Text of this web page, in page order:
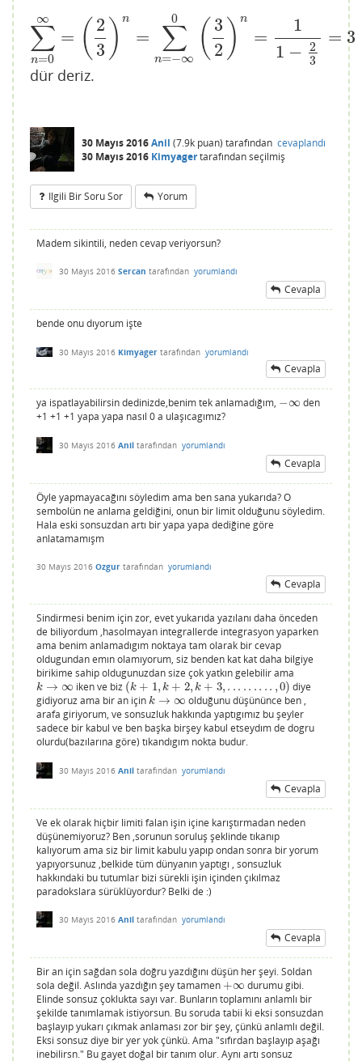
∑
n=0
∞
= ( 2
3 ) n
= ∑
n=−∞
0 ( 3
2 ) n
=
1
1 − 2
3
= 3
∑n = 0∞ ( 3) n= n= ∞0 3 n =1 1− 3=3
dür deriz.
30 Mayıs 2016Anil (7.9k puan) tarafından cevaplandı
30 Mayıs 2016 Kimyagertarafındanseçilmiş
Ilgili Bir Soru Sor Yorum
Madem sikintili, neden cevap veriyorsun?
30 Mayıs 2016 Sercan tarafından yorumlandı
Cevapla
bende onu dıyorum işte
30 Mayıs 2016 Kimyager tarafından yorumlandı
Cevapla
ya ispatlayabilirsin dedinizde,benim tek anlamadığım, −∞
−∞
den
+1 +1 +1 yapa yapa nasıl 0 a ulaşıcagımız?
30 Mayıs 2016 Anil tarafından yorumlandı
Cevapla
Öyle yapmayacağını söyledim ama ben sana yukarıda? O
sembolün ne anlama geldiğini, onun bir limit olduğunu söyledim.
Hala eski sonsuzdan artı bir yapa yapa dediğine göre
anlatamamışm
30 Mayıs 2016 Ozgur tarafından yorumlandı
Cevapla
Sindirmesi benim için zor, evet yukarıda yazılanı daha önceden
de biliyordum ,hasolmayan integrallerde integrasyon yaparken
ama benim anlamadıgım noktaya tam olarak bir cevap
oldugundan emın olamıyorum, siz benden kat kat daha bilgiye
birikime sahip oldugunuzdan size çok yatkın gelebilir ama
k → ∞
k→∞ iken ve biz (k + 1, k + 2, k + 3, . . . . . . . . . ,0)
(k+ 1,k +2,k +3 ....... .,0 )
diye
gidiyoruz ama bir an için k → ∞
k→∞
olduğunu düşününce ben ,
arafa giriyorum, ve sonsuzluk hakkında yaptıgımız bu şeyler
sadece bir kabul ve ben başka birşey kabul etseydım de dogru
olurdu(bazılarına göre) tıkandıgım nokta budur.
30 Mayıs 2016 Anil tarafından yorumlandı
Cevapla
Ve ek olarak hiçbir limiti falan işin içine karıştırmadan neden
düşünemiyoruz? Ben ,sorunun soruluş şeklinde tıkanıp
kalıyorum ama siz bir limit kabulu yapıp ondan sonra bir yorum
yapıyorsunuz ,belkide tüm dünyanın yaptıgı , sonsuzluk
hakkındaki bu tutumlar bizi sürekli işin içinden çıkılmaz
paradokslara sürüklüyordur? Belki de :)
30 Mayıs 2016 Anil tarafından yorumlandı
Cevapla
Bir an için sağdan sola doğru yazdığını düşün her şeyi. Soldan
sola değil. Aslında yazdığın şey tamamen +∞
+∞
durumu gibi.
Elinde sonsuz çoklukta sayı var. Bunların toplamını anlamlı bir
şekilde tanımlamak istiyorsun. Bu soruda tabii ki eksi sonsuzdan
başlayıp yukarı çıkmak anlaması zor bir şey, çünkü anlamlı değil.
Eksi sonsuz diye bir yer yok çünkü. Ama "sıfırdan başlayıp aşağı
inebilirsn." Bu gayet doğal bir tanım olur. Aynı artı sonsuz